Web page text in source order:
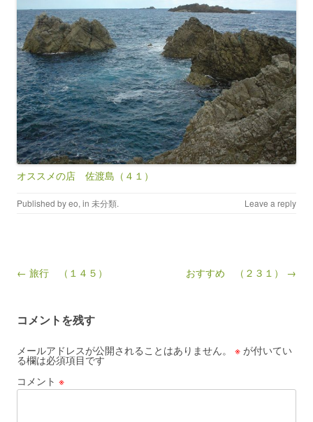
オススメの店 佐渡島（４１）
Published byeo, in 未分類. Leave a reply
Post navigation
← 旅行 （１４５） おすすめ （２３１） →
コメントを残す
メールアドレスが公開されることはありません。 ※ が付いてい
る欄は必須項目です
コメント ※